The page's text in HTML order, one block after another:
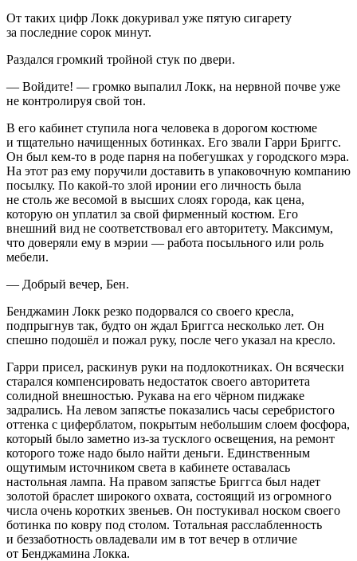
От таких цифр Локк докуривал уже пятую сигарету
за последние сорок минут.
Раздался громкий тройной стук по двери.
— Войдите! — громко выпалил Локк, на нервной почве уже
не контролируя свой тон.
В его кабинет ступила нога человека в дорогом костюме
и тщательно начищенных ботинках. Его звали Гарри Бриггс.
Он был кем-то в роде парня на побегушках у городского мэра.
На этот раз ему поручили доставить в упаковочную компанию
посылку. По какой-то злой иронии его личность была
не столь же весомой в высших слоях города, как цена,
которую он уплатил за свой фирменный костюм. Его
внешний вид не соответствовал его авторитету. Максимум,
что доверяли ему в мэрии — работа посыльного или роль
мебели.
— Добрый вечер, Бен.
Бенджамин Локк резко подорвался со своего кресла,
подпрыгнув так, будто он ждал Бриггса несколько лет. Он
спешно подошёл и пожал руку, после чего указал на кресло.
Гарри присел, раскинув руки на подлокотниках. Он всячески
старался компенсировать недостаток своего авторитета
солидной внешностью. Рукава на его чёрном пиджаке
задрались. На левом запястье показались часы серебристого
оттенка с циферблатом, покрытым небольшим слоем фосфора,
который было заметно из-за тусклого освещения, на ремонт
которого тоже надо было найти деньги. Единственным
ощутимым источником света в кабинете оставалась
настольная лампа. На правом запястье Бриггса был надет
золотой браслет широкого охвата, состоящий из огромного
числа очень коротких звеньев. Он постукивал носком своего
ботинка по ковру под столом. Тотальная расслабленность
и беззаботность овладевали им в тот вечер в отличие
от Бенджамина Локка.